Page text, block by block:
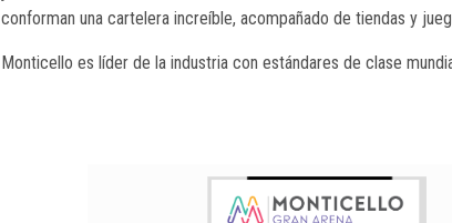
conforman una cartelera increíble, acompañado de tiendas y
Monticello es líder de la industria con estándares de clase